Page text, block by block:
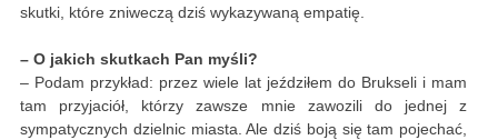
skutki, które zniweczą dziś wykazywaną empatię.
– O jakich skutkach Pan myśli?
– Podam przykład: przez wiele lat jeździłem do Brukseli i mam
tam przyjaciół, którzy zawsze mnie zawozili do jednej z
sympatycznych dzielnic miasta. Ale dziś boją się tam pojechać,